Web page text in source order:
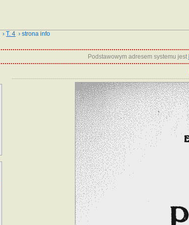
›T. 4 › strona info
Podstawowym adresem systemu jest